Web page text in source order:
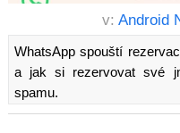
v: Android
WhatsApp spouští
a jak si rezervovat své
spamu.